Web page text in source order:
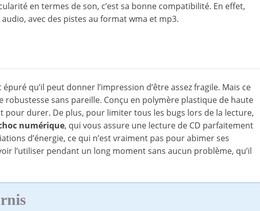
en termes de son, c’est sa bonne compatibilité. En effet,
avec des pistes au format wma et mp3.
qu’il peut donner l’impression d’être assez fragile. Mais ce
robustesse sans pareille. Conçu en polymère plastique de haute
pour durer. De plus, pour limiter tous les bugs lors de la lecture,
numérique, qui vous assure une lecture de CD parfaitement
d’énergie, ce qui n’est vraiment pas pour abimer ses
l’utiliser pendant un long moment sans aucun problème, qu’il